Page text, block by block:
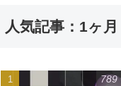
人気記事：1ヶ月
789